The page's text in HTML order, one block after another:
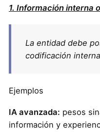
1. Información interna
La entidad debe
codificación
Ejemplos
IA avanzada: pesos
información y